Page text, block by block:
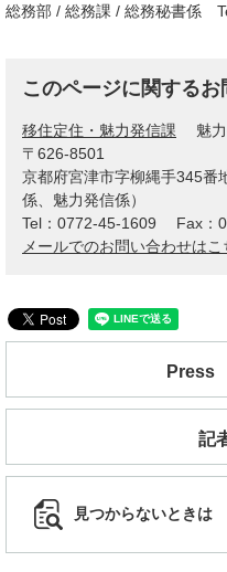
総務部 / 総務課 / 総務秘書係
このページに関する
移住定住・魅力発信課
魅
〒626-8501
京都府宮津市字柳縄手345
係、魅力発信係）
Tel：0772-45-1609
Fax：
メールでのお問い合わせはこ
Press
記
見つからないときは